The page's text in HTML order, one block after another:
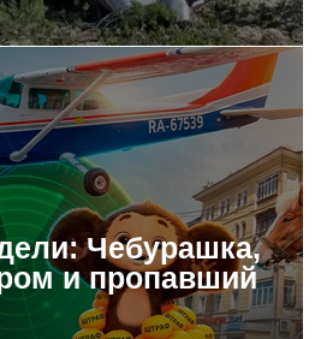
Чебурашка,
и пропавший